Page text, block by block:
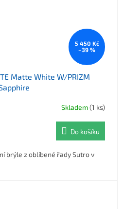
5 450 Kč
–39 %
Matte White W/PRIZM
Skladem(1 ks)
Do košíku
brýle z oblíbené řady Sutro v